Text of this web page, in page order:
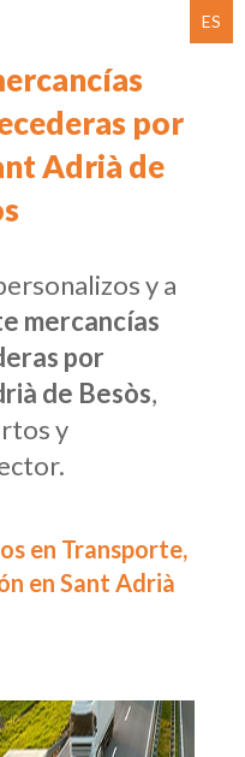
ES
por
Adrià de
y a
mercancías
por
de Besòs,
y
en Transporte,
en Sant Adrià